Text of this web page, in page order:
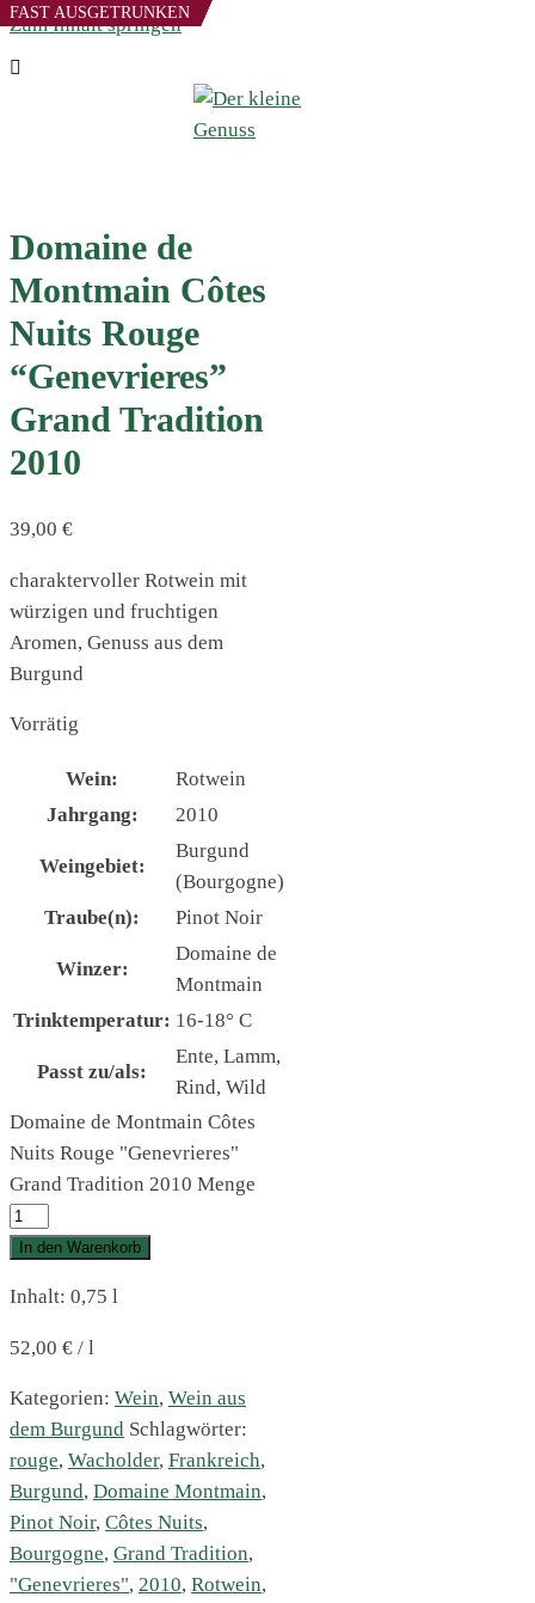
Zum Inhalt springen
Domaine de
Montmain Côtes
Nuits Rouge
“Genevrieres”
Grand Tradition
2010
39,00 €
charaktervoller Rotwein mit
würzigen und fruchtigen
Aromen, Genuss aus dem
Burgund
Vorrätig
Wein:
Rotwein
Jahrgang:
2010
Weingebiet:
Burgund
(Bourgogne)
Traube(n):
Pinot Noir
Winzer:
Domaine de
Montmain
Trinktemperatur: 16-18° C
Passt zu/als:
Ente, Lamm,
Rind, Wild
Domaine de Montmain Côtes
Nuits Rouge "Genevrieres"
Grand Tradition 2010 Menge
In den Warenkorb
Inhalt: 0,75 l
52,00 € / l
Kategorien: Wein, Wein aus
dem Burgund Schlagwörter:
rouge, Wacholder, Frankreich,
Burgund, Domaine Montmain,
Pinot Noir, Côtes Nuits,
Bourgogne, Grand Tradition,
"Genevrieres", 2010, Rotwein,
FAST AUSGETRUNKEN
FAST AUSGETRUNKEN
FAST AUSGETRUNKEN